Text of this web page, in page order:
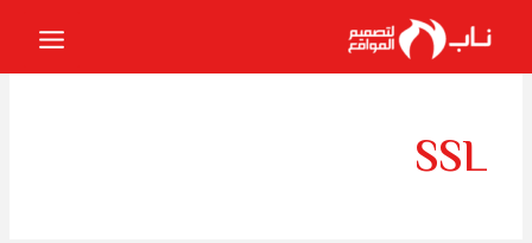
المحتوى
SSL